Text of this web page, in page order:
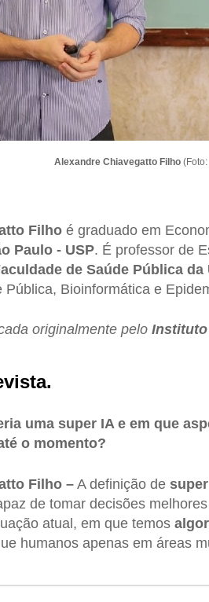
Alexandre Chiavegatto Filho
Filhoé graduado em
Paulo - USP. É professor de
de Saúde Pública da
Pública, Bioinformática e
originalmente pelo Instituto
uma super IA e em que
o momento?
Filho –A definição de
de tomar decisões
atual, em que temos
humanos apenas em áreas